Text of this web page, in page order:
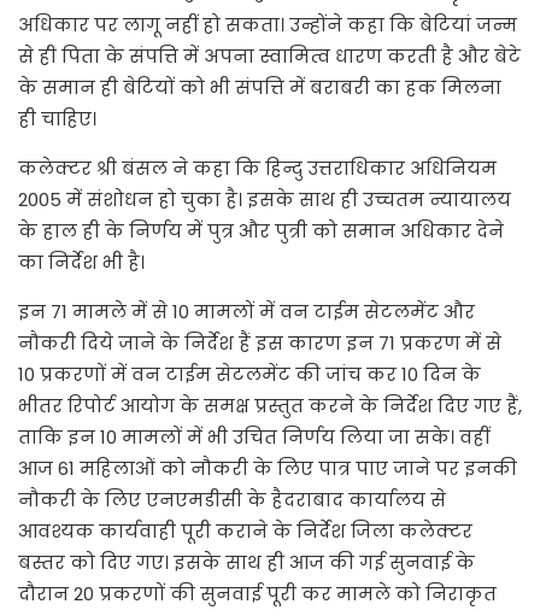
अधिकार पर लागू नहीं हो सकता। उन्होंने कहा कि बेटियां जन्म
से ही पिता के संपत्ति में अपना स्वामित्व धारण करती है और बेटे
के समान ही बेटियों को भी संपत्ति में बराबरी का हक मिलना
ही चाहिए।
कलेक्टर श्री बंसल ने कहा कि हिन्दु उत्तराधिकार अधिनियम
2005 में संशोधन हो चुका है। इसके साथ ही उच्चतम न्यायालय
के हाल ही के निर्णय में पुत्र और पुत्री को समान अधिकार देने
का निर्देश भी है।
इन 71 मामले में से 10 मामलों में वन टाईम सेटलमेंट और
नौकरी दिये जाने के निर्देश हैं इस कारण इन 71 प्रकरण में से
10 प्रकरणों में वन टाईम सेटलमेंट की जांच कर 10 दिन के
भीतर रिपोर्ट आयोग के समक्ष प्रस्तुत करने के निर्देश दिए गए हैं,
ताकि इन 10 मामलों में भी उचित निर्णय लिया जा सके। वहीं
आज 61 महिलाओं को नौकरी के लिए पात्र पाए जाने पर इनकी
नौकरी के लिए एनएमडीसी के हैदराबाद कार्यालय से
आवश्यक कार्यवाही पूरी कराने के निर्देश जिला कलेक्टर
बस्तर को दिए गए। इसके साथ ही आज की गई सुनवाई के
दौरान 20 प्रकरणों की सुनवाई पूरी कर मामले को निराकृत